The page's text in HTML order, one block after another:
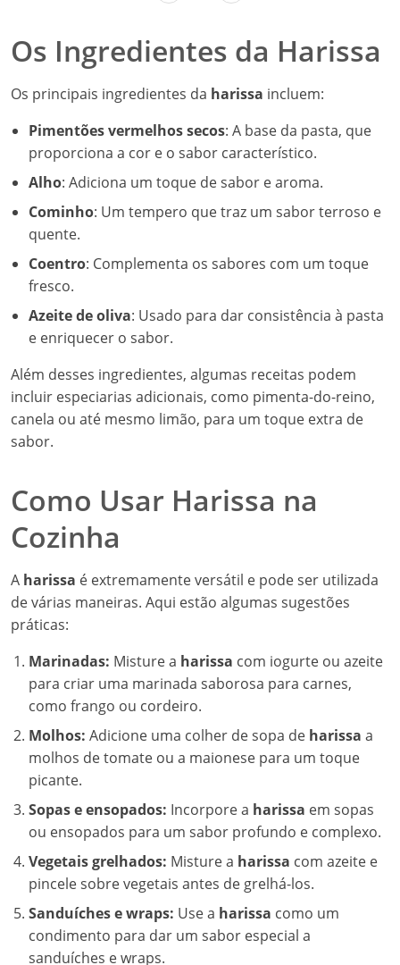
Os Ingredientes da Harissa
Os principais ingredientes da harissa incluem:
Pimentões vermelhos secos: A base da pasta, que
proporciona a cor e o sabor característico.
Alho: Adiciona um toque de sabor e aroma.
Cominho: Um tempero que traz um sabor terroso e
quente.
Coentro: Complementa os sabores com um toque
fresco.
Azeite de oliva: Usado para dar consistência à pasta
e enriquecer o sabor.
Além desses ingredientes, algumas receitas podem
incluir especiarias adicionais, como pimenta-do-reino,
canela ou até mesmo limão, para um toque extra de
sabor.
Como Usar Harissa na
Cozinha
A harissa é extremamente versátil e pode ser utilizada
de várias maneiras. Aqui estão algumas sugestões
práticas:
Marinadas: Misture a harissa com iogurte ou azeite
para criar uma marinada saborosa para carnes,
como frango ou cordeiro.
Molhos: Adicione uma colher de sopa de harissa a
molhos de tomate ou a maionese para um toque
picante.
Sopas e ensopados: Incorpore a harissa em sopas
ou ensopados para um sabor profundo e complexo.
Vegetais grelhados: Misture a harissa com azeite e
pincele sobre vegetais antes de grelhá-los.
Sanduíches e wraps: Use a harissa como um
condimento para dar um sabor especial a
sanduíches e wraps.